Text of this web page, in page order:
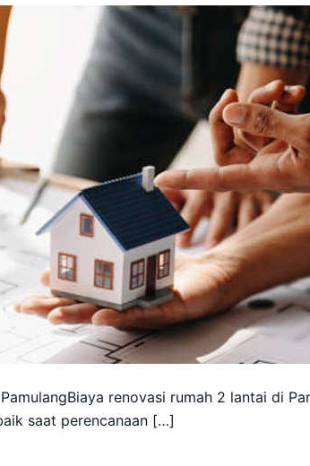
renovasi rumah 2 lantai di
saat perencanaan […]